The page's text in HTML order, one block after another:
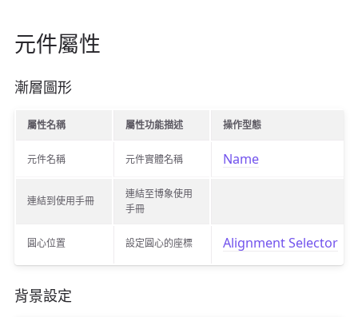
元件屬性
漸層圖形
屬性名稱 屬性功能描述 操作型態
元件名稱 元件實體名稱 Name
連結到使用手冊
連結至博象使用
手冊
圓心位置 設定圓心的座標 Alignment Selector
背景設定